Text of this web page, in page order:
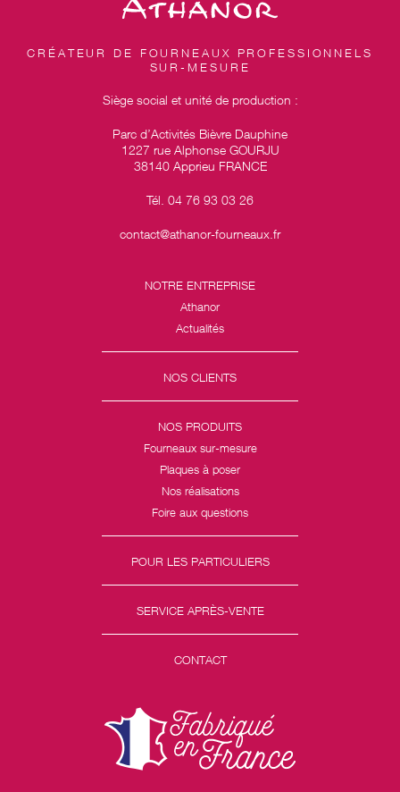
CRÉATEUR DE FOURNEAUX PROFESSIONNELS
SUR-MESURE
Siège social et unité de production :
Parc d’Activités Bièvre Dauphine
1227 rue Alphonse GOURJU
38140 Apprieu FRANCE
Tél. 04 76 93 03 26
contact@athanor-fourneaux.fr
NOTRE ENTREPRISE
Athanor
Actualités
NOS CLIENTS
NOS PRODUITS
Fourneaux sur-mesure
Plaques à poser
Nos réalisations
Foire aux questions
POUR LES PARTICULIERS
SERVICE APRÈS-VENTE
CONTACT